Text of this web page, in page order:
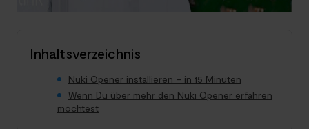
Inhaltsverzeichnis
Nuki Opener installieren – in 15 Minuten
Wenn Du über mehr den Nuki Opener erfahren
möchtest